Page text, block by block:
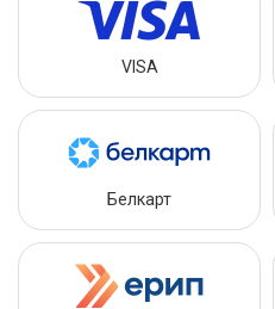
VISA
Белкарт